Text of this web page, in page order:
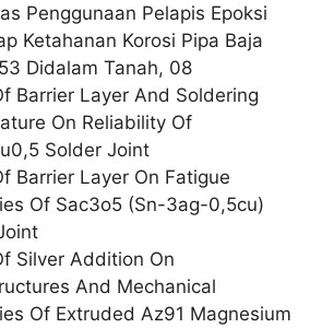
Penggunaan Pelapis Epoksi
Ketahanan Korosi Pipa Baja
Didalam Tanah, 08
Barrier Layer And Soldering
On Reliability Of
Solder Joint
Barrier Layer On Fatigue
Of Sac3o5 (Sn-3ag-0,5cu)
Silver Addition On
And Mechanical
Of Extruded Az91 Magnesium